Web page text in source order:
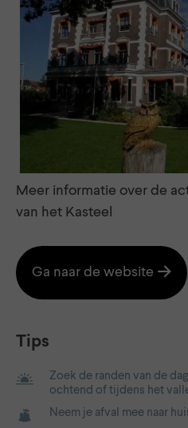
Meer informatie over de
van het Kasteel
Ga naar de website
Tips
Zoek de randen van de
ochtend of tijdens het
Neem je afval mee naar